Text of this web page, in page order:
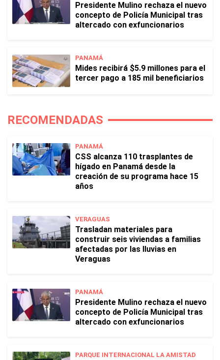
Presidente Mulino rechaza el nuevo
concepto de Policía Municipal tras
altercado con exfuncionarios
PANAMÁ
Mides recibirá $5.9 millones para el
tercer pago a 185 mil beneficiarios
RECOMENDADAS
PANAMÁ
CSS alcanza 110 trasplantes de
hígado en Panamá desde la
creación de su programa hace 15
años
VERAGUAS
Trasladan materiales para
construir seis viviendas a familias
afectadas por las lluvias en
Veraguas
PANAMÁ
Presidente Mulino rechaza el nuevo
concepto de Policía Municipal tras
altercado con exfuncionarios
PARQUE INTERNACIONAL LA AMISTAD